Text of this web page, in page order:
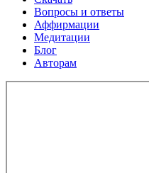
Вопросы и ответы
Аффирмации
Медитации
Блог
Авторам